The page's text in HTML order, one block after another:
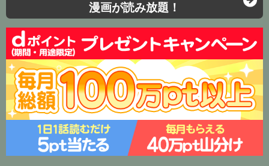
漫画が読み放題！